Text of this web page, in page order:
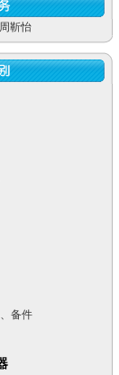
靳怡
备件